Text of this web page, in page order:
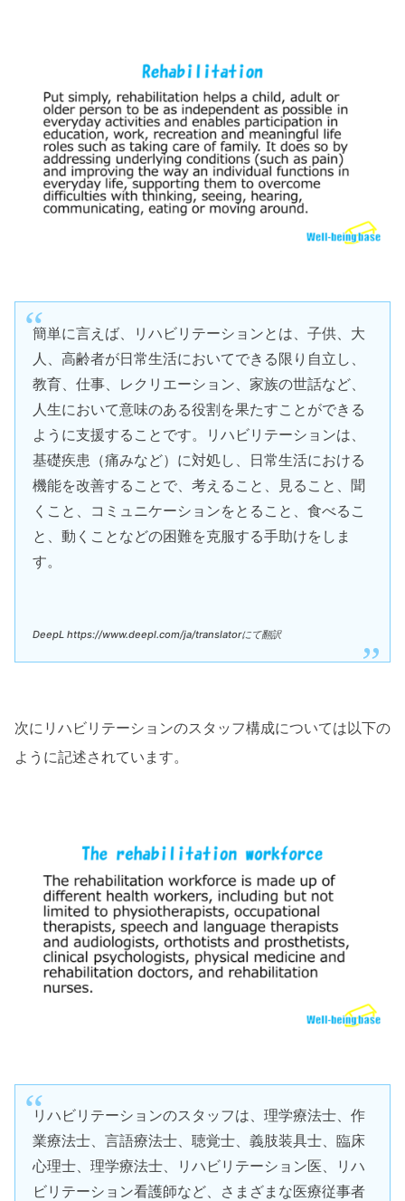
簡単に言えば、リハビリテーションとは、子供、大
人、高齢者が日常生活においてできる限り自立し、
教育、仕事、レクリエーション、家族の世話など、
人生において意味のある役割を果たすことができる
ように支援することです。リハビリテーションは、
基礎疾患（痛みなど）に対処し、日常生活における
機能を改善することで、考えること、見ること、聞
くこと、コミュニケーションをとること、食べるこ
と、動くことなどの困難を克服する手助けをしま
す。
DeepL https://www.deepl.com/ja/translatorにて翻訳
次にリハビリテーションのスタッフ構成については以下の
ように記述されています。
リハビリテーションのスタッフは、理学療法士、作
業療法士、言語療法士、聴覚士、義肢装具士、臨床
心理士、理学療法士、リハビリテーション医、リハ
ビリテーション看護師など、さまざまな医療従事者